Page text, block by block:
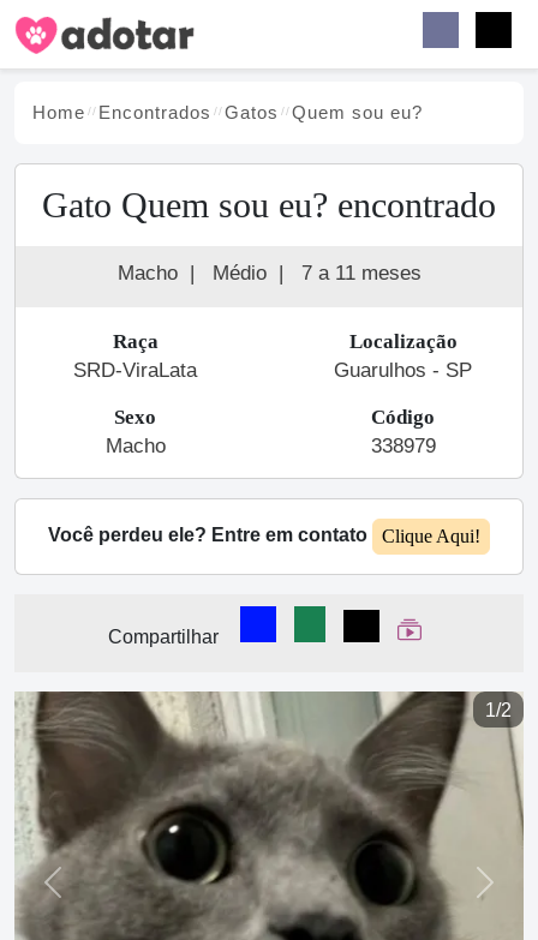
Home Encontrados Gatos Quem sou eu?
Gato Quem sou eu? encontrado
Macho | Médio | 7 a 11 meses
Raça
SRD-ViraLata
Localização
Guarulhos - SP
Sexo
Macho
Código
338979
Você perdeu ele? Entre em contato Clique Aqui!
Compartilhar
Compartilhar no Facebook
Compartilhar no
Compartilhar
Ver Web Story
1/2
Previous Next